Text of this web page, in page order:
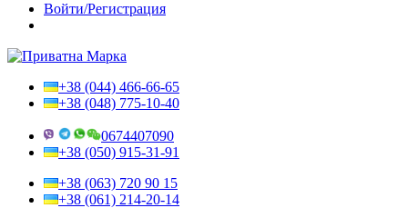
Войти/Регистрация
+38 (044) 466-66-65
+38 (048) 775-10-40
0674407090
+38 (050) 915-31-91
+38 (063) 720 90 15
+38 (061) 214-20-14